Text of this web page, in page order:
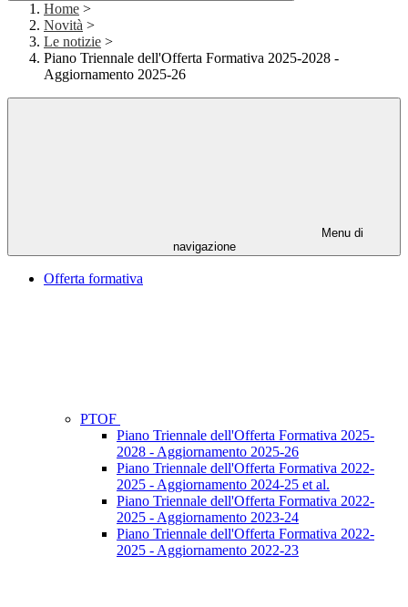
Home >
Novità >
Le notizie >
Piano Triennale dell'Offerta Formativa 2025-2028 -
Aggiornamento 2025-26
Menu di
navigazione
Offerta formativa
PTOF
Piano Triennale dell'Offerta Formativa 2025-
2028 - Aggiornamento 2025-26
Piano Triennale dell'Offerta Formativa 2022-
2025 - Aggiornamento 2024-25 et al.
Piano Triennale dell'Offerta Formativa 2022-
2025 - Aggiornamento 2023-24
Piano Triennale dell'Offerta Formativa 2022-
2025 - Aggiornamento 2022-23